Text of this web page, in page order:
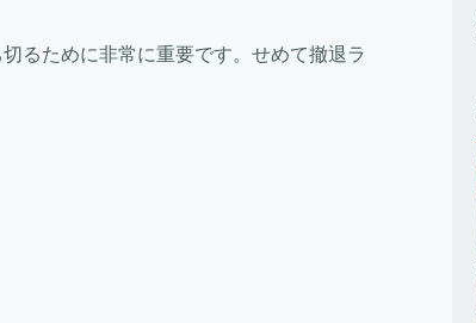
るために非常に重要です。せめて撤退ラ